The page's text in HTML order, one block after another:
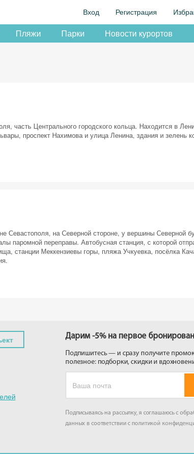
Вход Регистрация
Пляжи Парки Новости курортов
часть Центрального городского кольца. Находится в
проспект Нахимова и улица Ленина, здания и зелень
Севастополя, на Северной стороне, у вершины Северной
паромной переправы. Автобусная станция, с которой
станции Меккензиевы горы, пляжа Учкуевка, посёлка
Дарим -5% на первое
Подпишитесь — и сразу получите
полезное: подборки, скидки и
Подписываясь на рассылку, я соглашаюсь с
данных в соответствии с политикой
и получи промокод на